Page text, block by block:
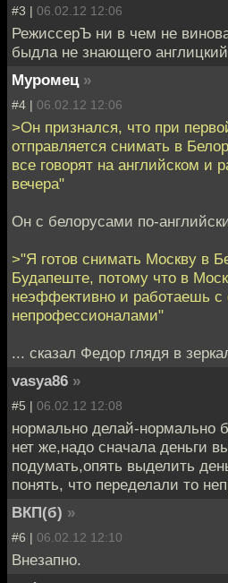
#3 | 06.02.12 12:06
РежиссерЪ ни в чем не
быдла не знающего
Муромец »
#4 | 06.02.12 12:06
>Он признался, что при
отправляется снимать в
все говорят на английском и
вечера"
Он с белорусами по-
>"Я готов снимать Москву в
Будапеште, потому что в
неэффективно и работаешь
непрофессионалами"
... сказал Федор глядя в
vasya86 »
#5 | 06.02.12 12:08
нормально делай-нормально
нет же,надо сначала деньги
подумать,опять выделить
понять, что переделали то
ВКП(б) »
#6 | 06.02.12 12:10
Внезапно.